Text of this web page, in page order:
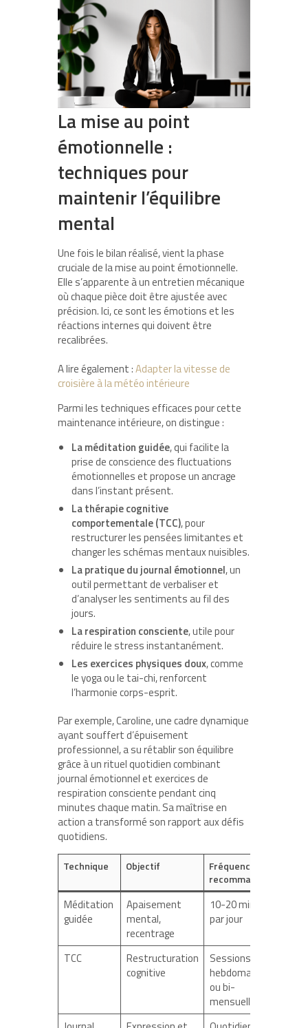
La mise au point
émotionnelle :
techniques pour
maintenir l’équilibre
mental
Une fois le bilan réalisé, vient la phase
cruciale de la mise au point émotionnelle.
Elle s’apparente à un entretien mécanique
où chaque pièce doit être ajustée avec
précision. Ici, ce sont les émotions et les
réactions internes qui doivent être
recalibrées.
A lire également :Adapter la vitesse de
croisière à la météo intérieure
Parmi les techniques efficaces pour cette
maintenance intérieure, on distingue :
La méditation guidée, qui facilite la
prise de conscience des fluctuations
émotionnelles et propose un ancrage
dans l’instant présent.
La thérapie cognitive
comportementale (TCC), pour
restructurer les pensées limitantes et
changer les schémas mentaux nuisibles.
La pratique du journal émotionnel, un
outil permettant de verbaliser et
d’analyser les sentiments au fil des
jours.
La respiration consciente, utile pour
réduire le stress instantanément.
Les exercices physiques doux, comme
le yoga ou le tai-chi, renforcent
l’harmonie corps-esprit.
Par exemple, Caroline, une cadre dynamique
ayant souffert d’épuisement
professionnel, a su rétablir son équilibre
grâce à un rituel quotidien combinant
journal émotionnel et exercices de
respiration consciente pendant cinq
minutes chaque matin. Sa maîtrise en
action a transformé son rapport aux défis
quotidiens.
Technique Objectif
Fréquence
recommandée
Méditation
guidée
Apaisement
mental,
recentrage
10-20 minutes
par jour
TCC
Restructuration
cognitive
Sessions
hebdomadaires
ou bi-
mensuelles